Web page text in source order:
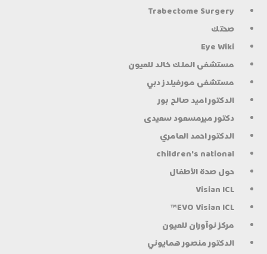
Trabectome Surgery
صحتك
Eye Wiki
مستشفى الملك خالد للعيون
مستشفى مورفيلدز دبي
الدكتور اميد صالح بور
دكتور میرمسعود سعیدی
الدكتور احمد العامري
children's national
حول صحة الأطفال
Visian ICL
EVO Visian ICL™
مركز نوآوران للعيون
الدكتور منصور همايوني